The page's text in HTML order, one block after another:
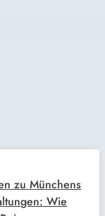
zu Münchens
Wie